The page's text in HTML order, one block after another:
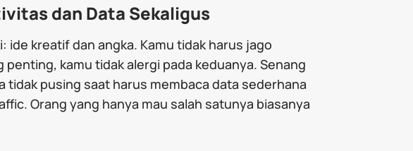
dan Data Sekaligus
ide kreatif dan angka. Kamu tidak harus jago
kamu tidak alergi pada keduanya. Senang
pusing saat harus membaca data sederhana
Orang yang hanya mau salah satunya biasanya